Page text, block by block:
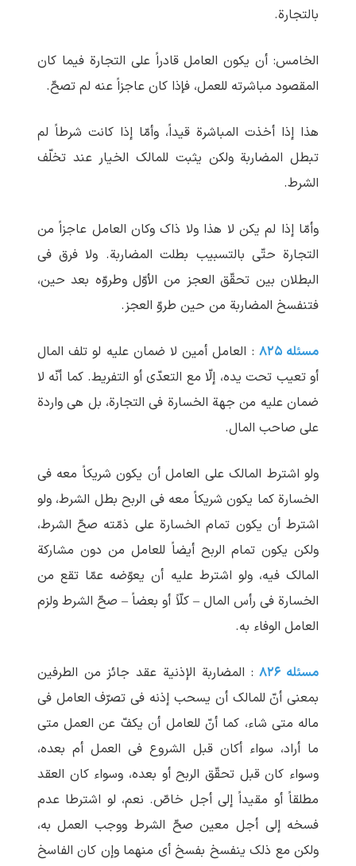
بالتجارة.
الخامس: أن یکون العامل قادراً علی التجارة فیما کان
المقصود مباشرته للعمل، فإذا کان عاجزاً عنه لم تصحّ.
هذا إذا أخذت المباشرة قیداً، وأمّا إذا کانت شرطاً لم
تبطل المضاربة ولکن یثبت للمالک الخیار عند تخلّف
الشرط.
وأمّا إذا لم یکن لا هذا ولا ذاک وکان العامل عاجزاً من
التجارة حتّی بالتسبیب بطلت المضاربة. ولا فرق فی
البطلان بین تحقّق العجز من الأوّل وطروّه بعد حین،
فتنفسخ المضاربة من حین طروّ العجز.
مسئله ۸۲۵
: العامل أمین لا ضمان علیه لو تلف المال
أو تعیب تحت یده، إلّا مع التعدّی أو التفریط. کما أنّه لا
ضمان علیه من جهة الخسارة فی التجارة، بل هی واردة
علی صاحب المال.
ولو اشترط المالک علی العامل أن یکون شریکاً معه فی
الخسارة کما یکون شریکاً معه فی الربح بطل الشرط، ولو
اشترط أن یکون تمام الخسارة علی ذمّته صحّ الشرط،
ولکن یکون تمام الربح أیضاً للعامل من دون مشارکة
المالک فیه، ولو اشترط علیه أن یعوّضه عمّا تقع من
الخسارة فی رأس المال – کلّاً أو بعضاً – صحّ الشرط ولزم
العامل الوفاء به.
مسئله ۸۲۶
: المضاربة الإذنیة عقد جائز من الطرفین
بمعنی أنّ للمالک أن یسحب إذنه فی تصرّف العامل فی
ماله متی شاء، کما أنّ للعامل أن یکفّ عن العمل متی
ما أراد، سواء أکان قبل الشروع فی العمل أم بعده،
وسواء کان قبل تحقّق الربح أو بعده، وسواء کان العقد
مطلقاً أو مقیداً إلی أجل خاصّ. نعم، لو اشترطا عدم
فسخه إلی أجل معین صحّ الشرط ووجب العمل به،
ولکن مع ذلک ینفسخ بفسخ أی منهما وإن کان الفاسخ